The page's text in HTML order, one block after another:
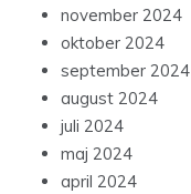
november 2024
oktober 2024
september 2024
august 2024
juli 2024
maj 2024
april 2024